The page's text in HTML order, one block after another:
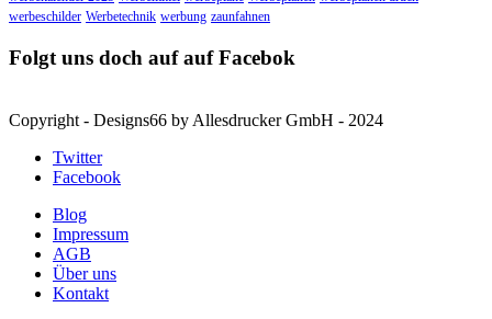
werbeschilder Werbetechnik werbung zaunfahnen
Folgt uns doch auf auf Facebok
Copyright - Designs66 by Allesdrucker GmbH - 2024
Twitter
Facebook
Blog
Impressum
AGB
Über uns
Kontakt